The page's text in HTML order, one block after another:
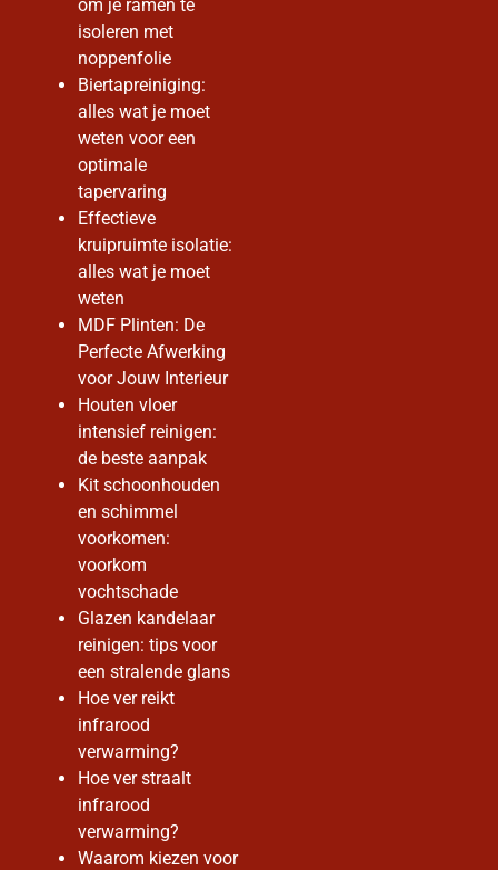
om je ramen te
isoleren met
noppenfolie
Biertapreiniging:
alles wat je moet
weten voor een
optimale
tapervaring
Effectieve
kruipruimte isolatie:
alles wat je moet
weten
MDF Plinten: De
Perfecte Afwerking
voor Jouw Interieur
Houten vloer
intensief reinigen:
de beste aanpak
Kit schoonhouden
en schimmel
voorkomen:
voorkom
vochtschade
Glazen kandelaar
reinigen: tips voor
een stralende glans
Hoe ver reikt
infrarood
verwarming?
Hoe ver straalt
infrarood
verwarming?
Waarom kiezen voor